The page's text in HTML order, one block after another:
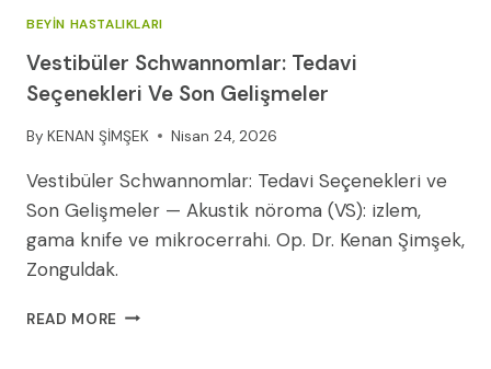
BEYIN HASTALIKLARI
Vestibüler Schwannomlar: Tedavi
Seçenekleri Ve Son Gelişmeler
By KENAN ŞİMŞEK Nisan 24, 2026
Vestibüler Schwannomlar: Tedavi Seçenekleri ve
Son Gelişmeler — Akustik nöroma (VS): izlem,
gama knife ve mikrocerrahi. Op. Dr. Kenan Şimşek,
Zonguldak.
READ MORE VESTIBÜLER